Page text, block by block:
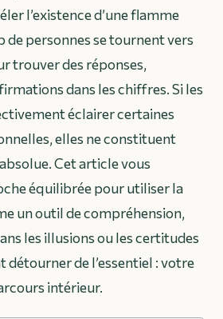
l’existence d’une flamme
de personnes se tournent vers
trouver des réponses,
dans les chiffres. Si les
éclairer certaines
elles ne constituent
Cet article vous
équilibrée pour utiliser la
un outil de compréhension,
les illusions ou les certitudes
détourner de l’essentiel : votre
intérieur.